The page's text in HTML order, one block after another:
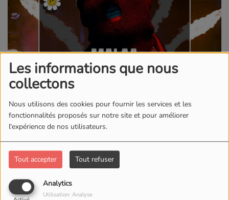
Les informations que nous
collectons
Nous utilisons des cookies pour fournir les services et les
fonctionnalités proposés sur notre site et pour améliorer
l'expérience de nos utilisateurs.
Tout accepter Tout refuser
Analytics
Utilisation: Analyse
Le P'tit Média sera présent en direct lors du festival AMP qui se